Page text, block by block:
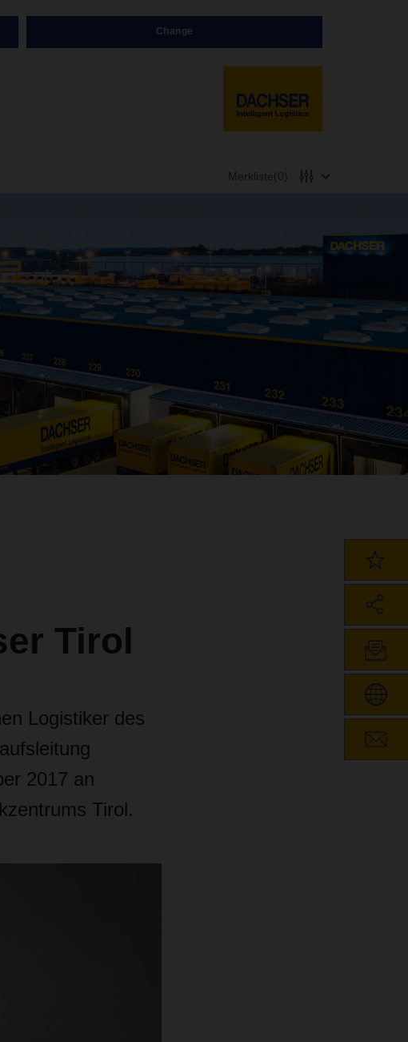
Change
Merkliste(0)
Tirol
Logistiker des
2017 an
Tirol.